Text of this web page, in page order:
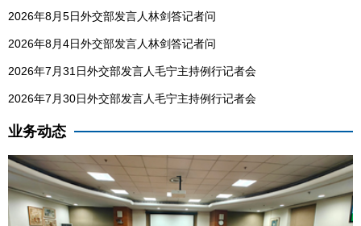
2026年8月5日外交部发言人林剑答记者问
2026年8月4日外交部发言人林剑答记者问
2026年7月31日外交部发言人毛宁主持例行记者会
2026年7月30日外交部发言人毛宁主持例行记者会
业务动态